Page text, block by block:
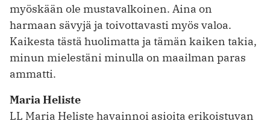
myöskään ole mustavalkoinen. Aina on
harmaan sävyjä ja toivottavasti myös valoa.
Kaikesta tästä huolimatta ja tämän kaiken takia,
minun mielestäni minulla on maailman paras
ammatti.
Maria Heliste
LL Maria Heliste havainnoi asioita erikoistuvan